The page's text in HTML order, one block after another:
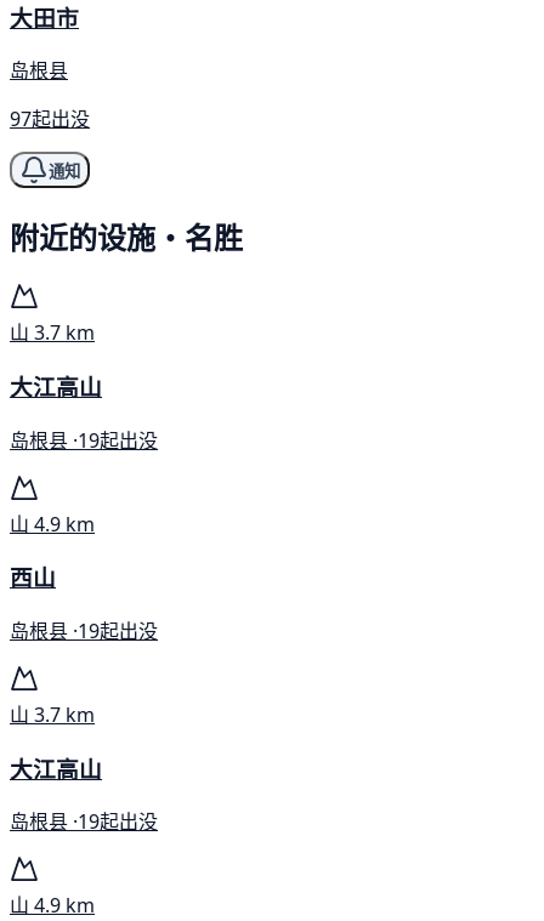
大田市
岛根县
97起出没
通知
附近的设施・名胜
山 3.7 km
大江高山
岛根县 ·19起出没
山 4.9 km
西山
岛根县 ·19起出没
山 3.7 km
大江高山
岛根县 ·19起出没
山 4.9 km